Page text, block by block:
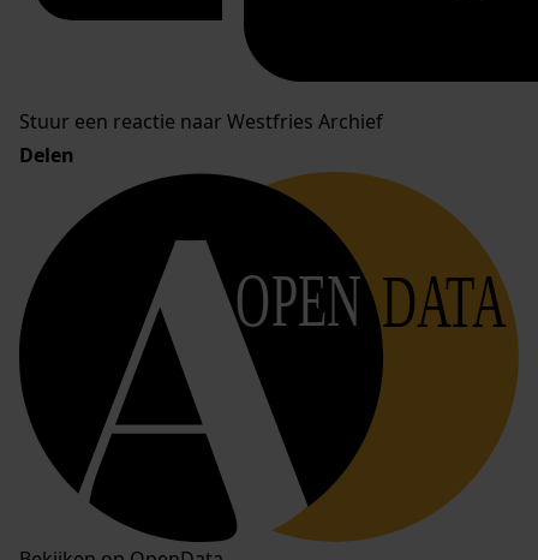
Stuur een reactie naar Westfries Archief
Delen
OPEN DATA